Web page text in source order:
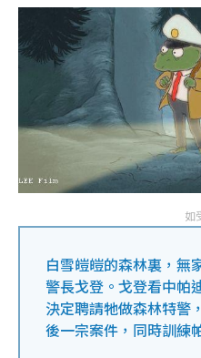
白雪皚皚的森林裏，無
警長戈登。戈登看中帕
決定聘請牠做森林特警
後一宗案件，同時訓練